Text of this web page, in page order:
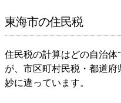
東海市の住民税
住民税の計算はどの自治
が、市区町村民税・都道
妙に違っています。